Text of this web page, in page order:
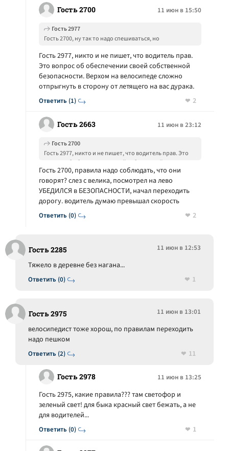
Гость 2700 11 июн в 15:50
Ответить (1)
Гость 2977
Гость 2700, ну так то надо спешиваться, но
шага, а вот водятел перед пешеходным переходом
должен снизить скорость и быть готовым к появлению
пешехода на проезжей части. В данной ситуации
водятел не прав на все 100%, гнал не ниже 60 км/ч
Гость 2977, никто и не пишет, что водитель прав.
Это вопрос об обеспечении своей собственной
безопасности. Верхом на велосипеде сложно
отпрыгнуть в сторону от летящего на вас дурака.
2
Гость 2663 11 июн в 23:12
Ответить (0)
Гость 2700
Гость 2977, никто и не пишет, что водитель прав. Это
вопрос об обеспечении своей собственной
безопасности. Верхом на велосипеде сложно
отпрыгнуть в сторону от летящего на вас дурака.
Гость 2700, правила надо соблюдать, что они
говорят? слез с велика, посмотрел на лево
УБЕДИЛСЯ в БЕЗОПАСНОСТИ, начал переходить
дорогу. водитель думаю превышал скорость
2
Гость 2285 11 июн в 12:53
Ответить (0)
Тяжело в деревне без нагана...
1
Гость 2975 11 июн в 13:01
Ответить (2)
велосипедист тоже хорош, по правилам переходить
надо пешком
11
Гость 2978 11 июн в 13:25
Ответить (0)
Гость 2975, какие правила??? там светофор и
зеленый свет! для быка красный свет бежать, а не
для водителей...
1